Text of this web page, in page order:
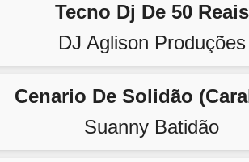
Tecno Dj De 50 Reais
DJ Aglison Produções
Cenario De Solidão
Suanny Batidão